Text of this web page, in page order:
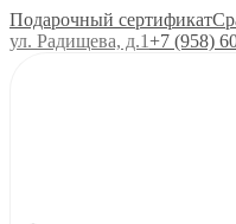
Подарочный сертификат
ул. Радищева, д.1+7 (958)